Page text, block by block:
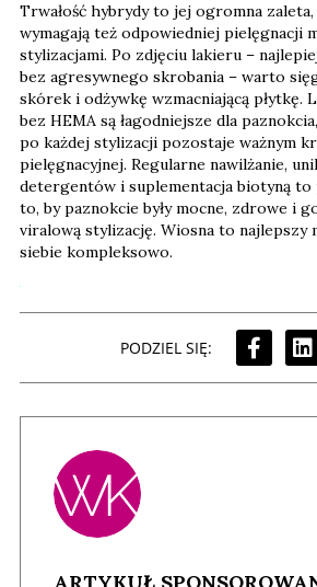
Trwałość hybrydy to jej ogromna
wymagają też odpowiedniej pielęgnacji
stylizacjami. Po zdjęciu lakieru –
bez agresywnego skrobania – warto
skórek i odżywkę wzmacniającą płytkę.
bez HEMA są łagodniejsze dla
po każdej stylizacji pozostaje ważnym
pielęgnacyjnej. Regularne nawilżanie,
detergentów i suplementacja biotyną
to, by paznokcie były mocne, zdrowe i
viralową stylizację. Wiosna to najlepszy
siebie kompleksowo.
PODZIEL SIĘ: